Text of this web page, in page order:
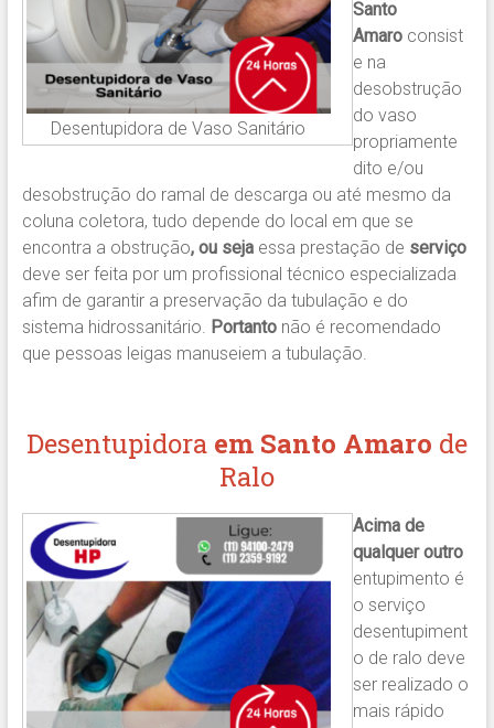
Desentupidora de Vaso Sanitário
Santo
Amaroconsist
e na
desobstrução
do vaso
propriamente
dito e/ou
desobstrução do ramal de descarga ou até mesmo da
coluna coletora, tudo depende do local em que se
encontra a obstrução, ou sejaessa prestação de serviço
deve ser feita por um profissional técnico especializada
afim de garantir a preservação da tubulação e do
sistema hidrossanitário. Portantonão é recomendado
que pessoas leigas manuseiem a tubulação.
Desentupidora em Santo Amaro de
Ralo
Acima de
qualquer outro
entupimento é
o serviço
desentupiment
o de ralo deve
ser realizado o
mais rápido